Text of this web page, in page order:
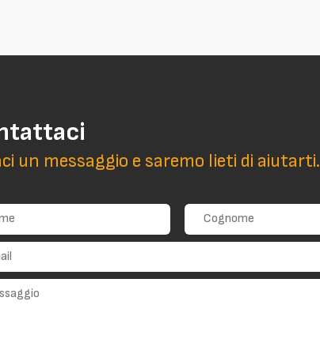
un messaggio e saremo lieti di aiutarti.